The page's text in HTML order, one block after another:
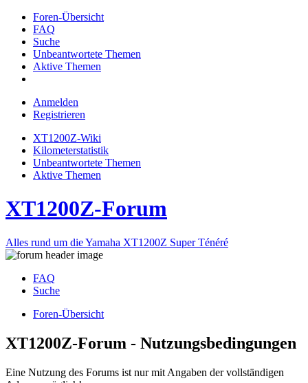
Foren-Übersicht
FAQ
Suche
Unbeantwortete Themen
Aktive Themen
Anmelden
Registrieren
XT1200Z-Wiki
Kilometerstatistik
Unbeantwortete Themen
Aktive Themen
XT1200Z-Forum
Alles rund um die Yamaha XT1200Z Super Ténéré
FAQ
Suche
Foren-Übersicht
XT1200Z-Forum - Nutzungsbedingungen
Eine Nutzung des Forums ist nur mit Angaben der vollständigen